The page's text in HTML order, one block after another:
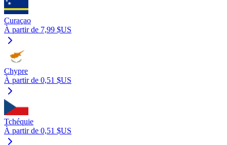
Curaçao
À partir de 7,99 $US
Chypre
À partir de 0,51 $US
Tchéquie
À partir de 0,51 $US